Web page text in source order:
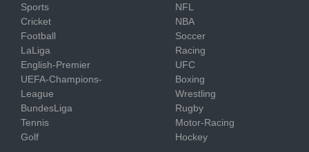
Sports
Cricket
Football
LaLiga
English-Premier
UEFA-Champions-
League
BundesLiga
Tennis
Golf
NFL
NBA
Soccer
Racing
UFC
Boxing
Wrestling
Rugby
Motor-Racing
Hockey